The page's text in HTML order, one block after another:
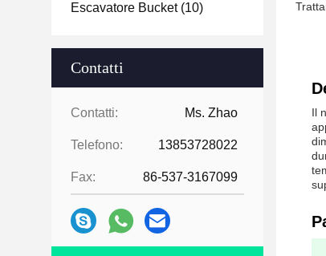
Escavatore Bucket(10)
Contatti
Contatti: Ms. Zhao
Telefono: 13853728022
Fax: 86-537-3167099
Il